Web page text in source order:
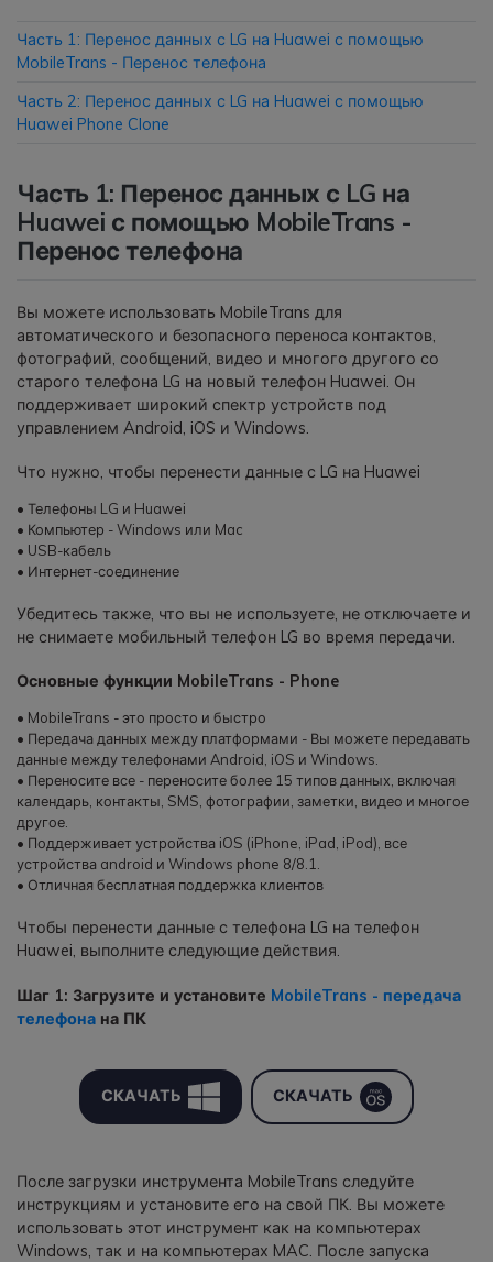
Передавайте данные смартфона,
данные WhatsApp и файлы между
устройствами.
Часть 1: Перенос данных с LG на Huawei с помощью
MobileTrans - Перенос телефона
Часть 2: Перенос данных с LG на Huawei с помощью
Huawei Phone Clone
Часть 1: Перенос данных с LG на
Huawei с помощью MobileTrans -
Перенос телефона
Вы можете использовать MobileTrans для
автоматического и безопасного переноса контактов,
фотографий, сообщений, видео и многого другого со
старого телефона LG на новый телефон Huawei. Он
поддерживает широкий спектр устройств под
управлением Android, iOS и Windows.
Что нужно, чтобы перенести данные с LG на Huawei
• Телефоны LG и Huawei
• Компьютер - Windows или Mac
• USB-кабель
• Интернет-соединение
Убедитесь также, что вы не используете, не отключаете и
не снимаете мобильный телефон LG во время передачи.
Основные функции MobileTrans - Phone
• MobileTrans - это просто и быстро
• Передача данных между платформами - Вы можете передавать
данные между телефонами Android, iOS и Windows.
• Переносите все - переносите более 15 типов данных, включая
календарь, контакты, SMS, фотографии, заметки, видео и многое
другое.
• Поддерживает устройства iOS (iPhone, iPad, iPod), все
устройства android и Windows phone 8/8.1.
• Отличная бесплатная поддержка клиентов
Чтобы перенести данные с телефона LG на телефон
Huawei, выполните следующие действия.
Шаг 1: Загрузите и установите MobileTrans - передача
телефона на ПК
СКАЧАТЬ СКАЧАТЬ
После загрузки инструмента MobileTrans следуйте
инструкциям и установите его на свой ПК. Вы можете
использовать этот инструмент как на компьютерах
Windows, так и на компьютерах MAC. После запуска